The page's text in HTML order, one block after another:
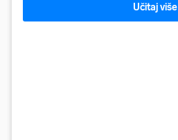
Učitaj više